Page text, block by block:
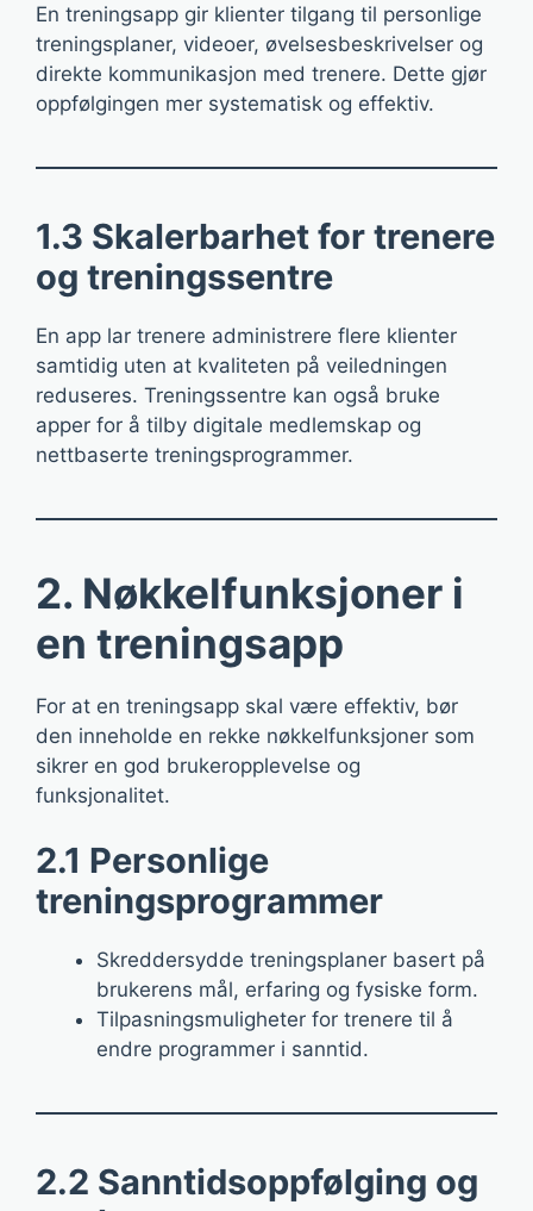
En treningsapp gir klienter tilgang til personlige
treningsplaner, videoer, øvelsesbeskrivelser og
direkte kommunikasjon med trenere. Dette gjør
oppfølgingen mer systematisk og effektiv.
1.3 Skalerbarhet for trenere
og treningssentre
En app lar trenere administrere flere klienter
samtidig uten at kvaliteten på veiledningen
reduseres. Treningssentre kan også bruke
apper for å tilby digitale medlemskap og
nettbaserte treningsprogrammer.
2. Nøkkelfunksjoner i
en treningsapp
For at en treningsapp skal være effektiv, bør
den inneholde en rekke nøkkelfunksjoner som
sikrer en god brukeropplevelse og
funksjonalitet.
2.1 Personlige
treningsprogrammer
Skreddersydde treningsplaner basert på
brukerens mål, erfaring og fysiske form.
Tilpasningsmuligheter for trenere til å
endre programmer i sanntid.
2.2 Sanntidsoppfølging og